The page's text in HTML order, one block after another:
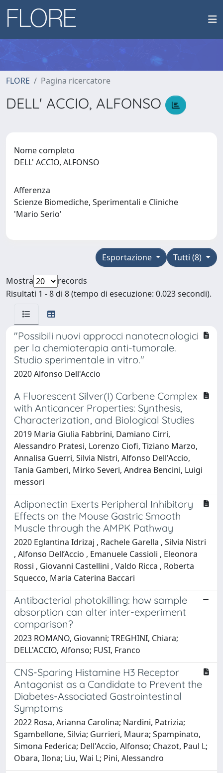
FLORE Pagina ricercatore
DELL' ACCIO, ALFONSO
Nome completo
DELL' ACCIO, ALFONSO
Afferenza
Scienze Biomediche, Sperimentali e Cliniche
'Mario Serio'
Tutti (8)
Esportazione
Mostra
records
Risultati 1 - 8 di 8 (tempo di esecuzione: 0.023 secondi).
"Possibili nuovi approcci nanotecnologici
per la chemioterapia anti-tumorale.
Studio sperimentale in vitro."
2020 Alfonso Dell'Accio
A Fluorescent Silver(I) Carbene Complex
with Anticancer Properties: Synthesis,
Characterization, and Biological Studies
2019 Maria Giulia Fabbrini, Damiano Cirri,
Alessandro Pratesi, Lorenzo Ciofi, Tiziano Marzo,
Annalisa Guerri, Silvia Nistri, Alfonso Dell'Accio,
Tania Gamberi, Mirko Severi, Andrea Bencini, Luigi
messori
Adiponectin Exerts Peripheral Inhibitory
Effects on the Mouse Gastric Smooth
Muscle through the AMPK Pathway
2020 Eglantina Idrizaj , Rachele Garella , Silvia Nistri
, Alfonso Dell’Accio , Emanuele Cassioli , Eleonora
Rossi , Giovanni Castellini , Valdo Ricca , Roberta
Squecco, Maria Caterina Baccari
Antibacterial photokilling: how sample
absorption can alter inter-experiment
comparison?
2023 ROMANO, Giovanni; TREGHINI, Chiara;
DELL'ACCIO, Alfonso; FUSI, Franco
CNS-Sparing Histamine H3 Receptor
Antagonist as a Candidate to Prevent the
Diabetes-Associated Gastrointestinal
Symptoms
2022 Rosa, Arianna Carolina; Nardini, Patrizia;
Sgambellone, Silvia; Gurrieri, Maura; Spampinato,
Simona Federica; Dell'Accio, Alfonso; Chazot, Paul L;
Obara, Ilona; Liu, Wai L; Pini, Alessandro